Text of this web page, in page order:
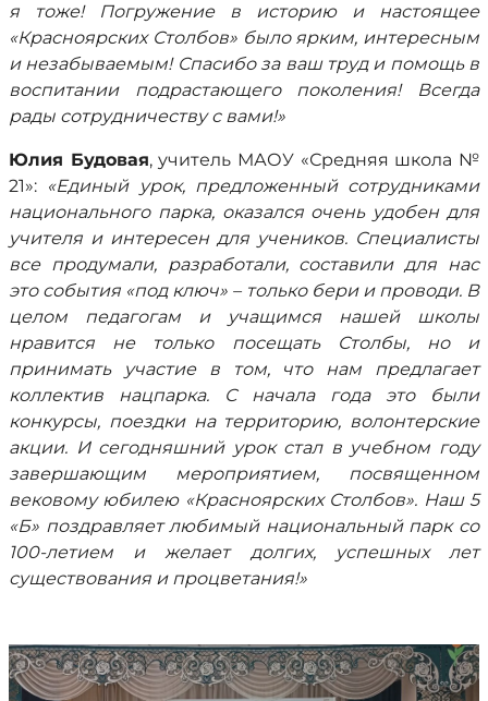
я тоже! Погружение в историю и настоящее
«Красноярских Столбов» было ярким, интересным
и незабываемым! Спасибо за ваш труд и помощь в
воспитании подрастающего поколения! Всегда
рады сотрудничеству с вами!»
Юлия Будовая, учитель МАОУ «Средняя школа №
21»: «Единый урок, предложенный сотрудниками
национального парка, оказался очень удобен для
учителя и интересен для учеников. Специалисты
все продумали, разработали, составили для нас
это события «под ключ» – только бери и проводи. В
целом педагогам и учащимся нашей школы
нравится не только посещать Столбы, но и
принимать участие в том, что нам предлагает
коллектив нацпарка. С начала года это были
конкурсы, поездки на территорию, волонтерские
акции. И сегодняшний урок стал в учебном году
завершающим мероприятием, посвященном
вековому юбилею «Красноярских Столбов». Наш 5
«Б» поздравляет любимый национальный парк со
100-летием и желает долгих, успешных лет
существования и процветания!»